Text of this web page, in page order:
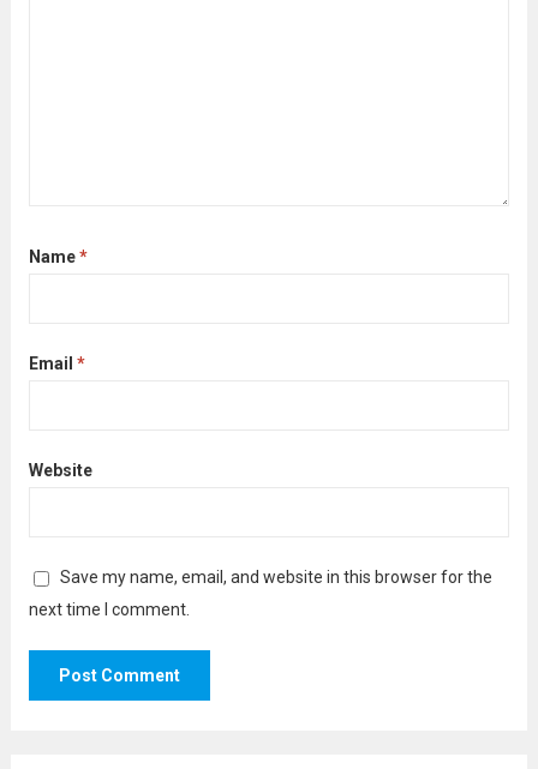
Name*
Email *
Website
Save my name, email, and website in this browser for the
next time I comment.